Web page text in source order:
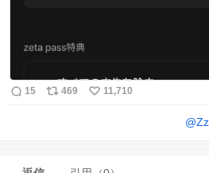
15 469 11,710
@